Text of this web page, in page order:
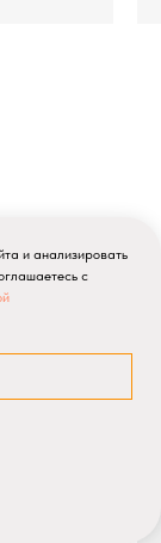
и анализировать
с